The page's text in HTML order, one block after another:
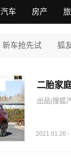
汽车 房产
新车抢先试 狐
二胎家
出品|搜狐
2021.01.26 ·